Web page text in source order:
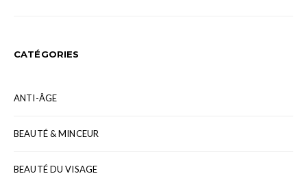
CATÉGORIES
ANTI-ÂGE
BEAUTÉ & MINCEUR
BEAUTÉ DU VISAGE